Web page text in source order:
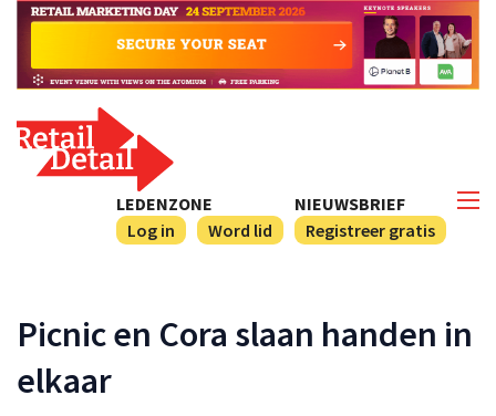
NIEUWSBRIEF
Registreer gratis
LEDENZONE
Log in
Word lid
Picnic en Cora slaan handen in
elkaar